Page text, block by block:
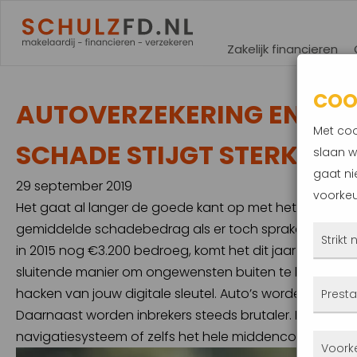
Zakelijk financieren
AUTOVERZEKERING EN
SCHADE STIJGT STERK
29 september 2019
Het gaat al langer de goede kant op met het aantal
gemiddelde schadebedrag als er toch sprake is van
in 2015 nog €3.200 bedroeg, komt het dit jaar neer op
sluitende manier om ongewensten buiten te houden.
hacken van jouw digitale sleutel. Auto’s worden
Daarnaast worden inbrekers steeds brutaler. Met
navigatiesysteem of zelfs het hele middenconsole uit
Met
slaan
gaat
Strikt